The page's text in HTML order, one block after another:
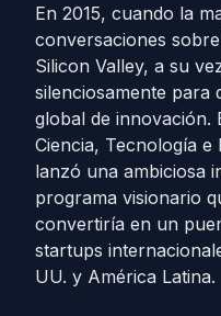
En 2015, cuando la
conversaciones
Silicon Valley, a su
silenciosamente para
global de innovación.
Ciencia, Tecnología e
lanzó una ambiciosa
programa visionario
convertiría en un
startups
UU. y América Latina.